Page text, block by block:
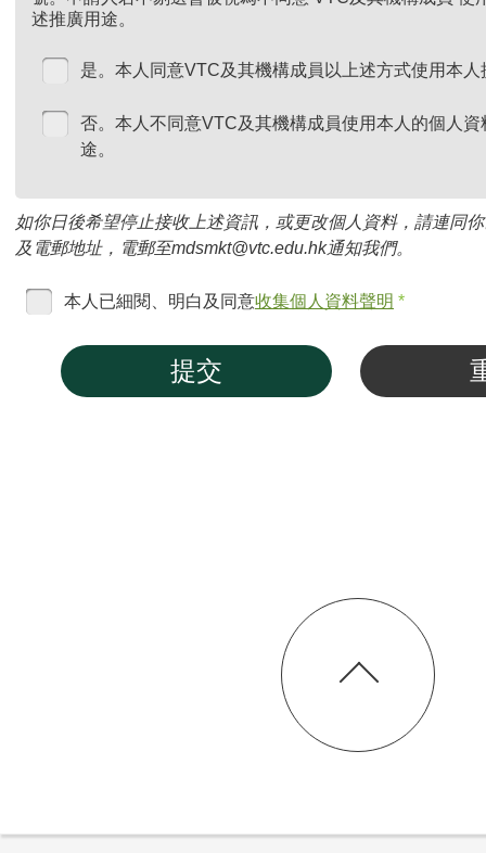
述推廣用途。
是。本人同意VTC及其機構成員以上述方式使用本
否。本人不同意VTC及其機構成員使用本人的個人
途。
如你日後希望停止接收上述資訊，或更改個人資料，請連同
及電郵地址，電郵至mdsmkt@vtc.edu.hk通知我們。
本人已細閱、明白及同意收集個人資料聲明 *
提交